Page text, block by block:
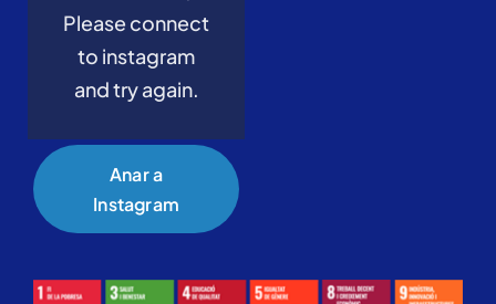
Please connect
to instagram
and try again.
Anar a
Instagram